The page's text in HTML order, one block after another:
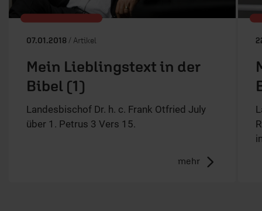
07.01.2018 / Artikel
Mein Lieblingstext in der
Bibel (1)
Landesbischof Dr. h. c. Frank Otfried July
über 1. Petrus 3 Vers 15.
mehr